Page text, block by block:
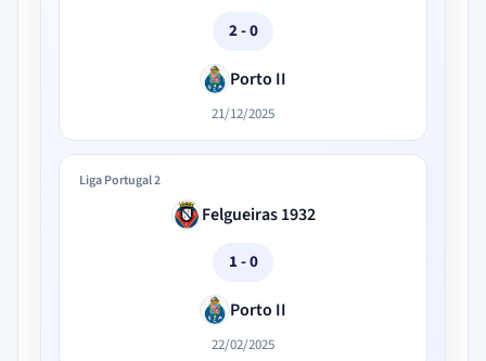
2 - 0
Porto II
21/12/2025
Liga Portugal 2
Felgueiras 1932
1 - 0
Porto II
22/02/2025